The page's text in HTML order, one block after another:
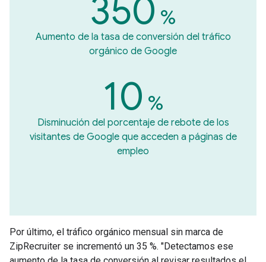
350 %
Aumento de la tasa de conversión del tráfico
orgánico de Google
10 %
Disminución del porcentaje de rebote de los
visitantes de Google que acceden a páginas de
empleo
Por último, el tráfico orgánico mensual sin marca de
ZipRecruiter se incrementó un 35 %. "Detectamos ese